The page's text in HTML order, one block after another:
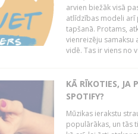
arvien biežāk visā
atlīdzības modeli arī
tapšanā. Protams,
vienreizēju
vidē. Tas ir viens no
KĀ RĪKOTIES, JA
SPOTIFY?
Mūzikas ierakstu
populārākas, un tās